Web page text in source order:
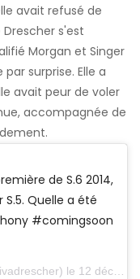
avait refusé de
s'est
Morgan et Singer
surprise. Elle a
avait peur de voler
accompagnée de
de S.6 2014,
Quelle a été
#comingsoon
le 12 décembre 2013 à 14h12 PST